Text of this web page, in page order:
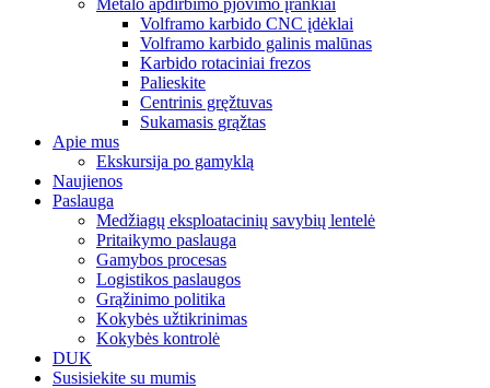
Metalo apdirbimo pjovimo įrankiai
Volframo karbido CNC įdėklai
Volframo karbido galinis malūnas
Karbido rotaciniai frezos
Palieskite
Centrinis gręžtuvas
Sukamasis grąžtas
Apie mus
Ekskursija po gamyklą
Naujienos
Paslauga
Medžiagų eksploatacinių savybių lentelė
Pritaikymo paslauga
Gamybos procesas
Logistikos paslaugos
Grąžinimo politika
Kokybės užtikrinimas
Kokybės kontrolė
DUK
Susisiekite su mumis